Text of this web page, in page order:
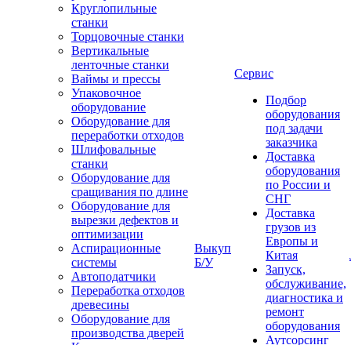
Круглопильные
станки
Торцовочные станки
Вертикальные
ленточные станки
Ваймы и прессы
Упаковочное
оборудование
Оборудование для
переработки отходов
Шлифовальные
станки
Оборудование для
сращивания по длине
Оборудование для
вырезки дефектов и
оптимизации
Аспирационные
системы
Автоподатчики
Переработка отходов
древесины
Оборудование для
производства дверей
Выкуп
Б/У
Сервис
Подбор
оборудования
под задачи
заказчика
Доставка
оборудования
по России и
СНГ
Доставка
грузов из
Европы и
Китая
Запуск,
обслуживание,
диагностика и
ремонт
оборудования
Аутсорсинг